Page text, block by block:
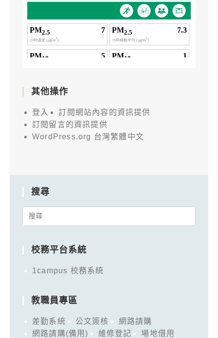
其他操作
登入
訂閱網站內容的資訊提供
訂閱留言的資訊提供
WordPress.org 台灣繁體中文
搜尋
Search
校務平台系統
1campus 校務系統
教職員專區
差勤系統 公文簽核
網路請購
網路請購(備用)
維修登記
場地借用